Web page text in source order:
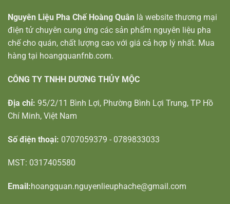
Nguyên Liệu Pha Chế Hoàng Quân là website thương mại
điện tử chuyên cung ứng các sản phẩm nguyên liệu pha
chế cho quán, chất lượng cao với giá cả hợp lý nhất. Mua
hàng tại hoangquanfnb.com.
CÔNG TY TNHH DƯƠNG THỦY MỘC
Địa chỉ: 95/2/11 Bình Lợi, Phường Bình Lợi Trung, TP Hồ
Chí Minh, Việt Nam
Số điện thoại: 0707059379 - 0789833033
MST: 0317405580
Email:hoangquan.nguyenlieuphache@gmail.com